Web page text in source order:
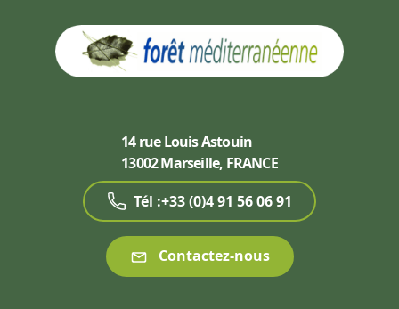
14 rue Louis Astouin
13002 Marseille, FRANCE
Tél :+33 (0)4 91 56 06 91
Contactez-nous